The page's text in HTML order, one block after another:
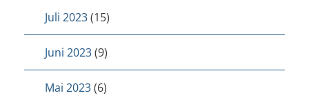
Juli 2023(15)
Juni 2023(9)
Mai 2023(6)